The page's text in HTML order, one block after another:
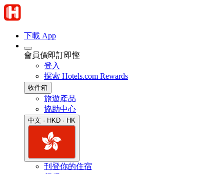
下載 App
會員價即訂即慳
登入
探索 Hotels.com Rewards
收件箱
旅遊產品
協助中心
中文 · HKD · HK
刊登你的住宿